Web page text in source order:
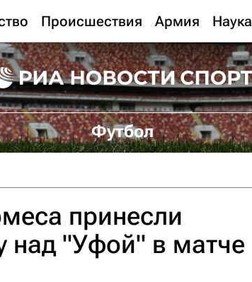
Происшествия Армия Наука
Футбол
принесли
над "Уфой" в матче